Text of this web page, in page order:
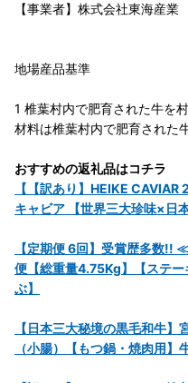
【事業者】株式会社東海産業
地場産品基準
1 椎葉村内で肥育された牛を
材料は椎葉村内で肥育された
おすすめの返礼品はコチラ
【【訳あり】HEIKE
キャビア 【世界三大珍味×日
【定期便 6回】受賞歴多数!!
便【総重量4.75Kg】【ステ
ぶ】
【日本三大秘境の黒毛和牛
（小腸）【もつ鍋・焼肉用】